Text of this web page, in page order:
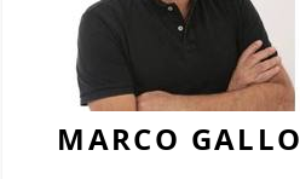
MARCO GALLO